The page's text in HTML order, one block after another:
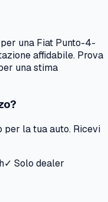
una Fiat Punto-4-
affidabile. Prova
una stima
per la tua auto. Ricevi
✓ Solo dealer